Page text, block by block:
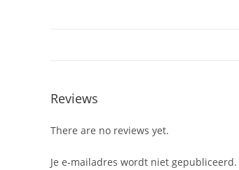
Reviews
There are no reviews yet.
Je e-mailadres wordt niet gepubliceerd.